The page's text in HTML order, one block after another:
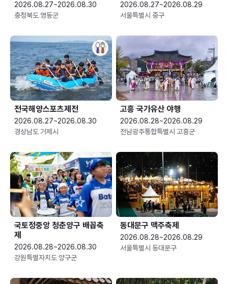
2026.08.27~2026.08.30
충청북도 영동군
2026.08.27~2026.08.29
서울특별시 중구
전국해양스포츠제전
2026.08.27~2026.08.30
경상남도 거제시
고흥 국가유산 야행
2026.08.28~2026.08.29
전남광주통합특별시 고흥군
국토정중앙 청춘양구 배꼽축
제
2026.08.28~2026.08.30
강원특별자치도 양구군
동대문구 맥주축제
2026.08.28~2026.08.29
서울특별시 동대문구